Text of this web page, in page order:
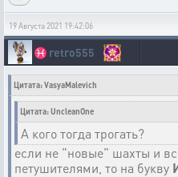
19 Августа 2021 19:42:06
♓retro555
Цитата: VasyaMalevich
Цитата: UncleanOne
А кого тогда трогать?
если не "новые" шахты и
петушителями, то на букву